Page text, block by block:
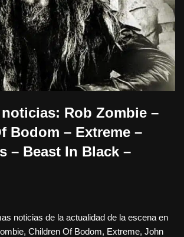
Rob Zombie –
Bodom – Extreme –
– Beast In Black –
noticias de la actualidad de la escena en
Children Of Bodom, Extreme, John